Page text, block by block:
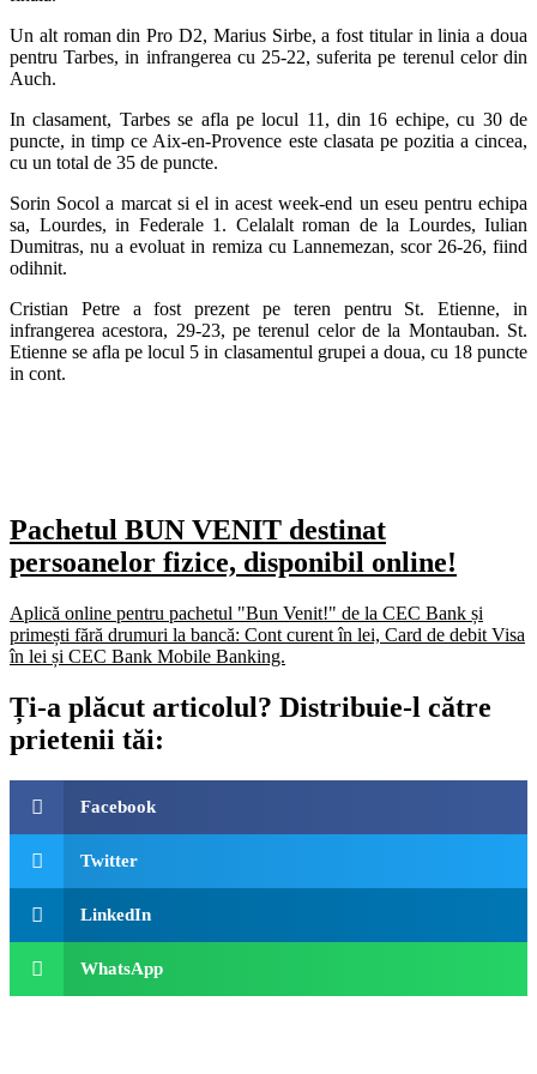
Un alt roman din Pro D2, Marius Sirbe, a fost titular in linia a doua
pentru Tarbes, in infrangerea cu 25-22, suferita pe terenul celor din
Auch.
In clasament, Tarbes se afla pe locul 11, din 16 echipe, cu 30 de
puncte, in timp ce Aix-en-Provence este clasata pe pozitia a cincea,
cu un total de 35 de puncte.
Sorin Socol a marcat si el in acest week-end un eseu pentru echipa
sa, Lourdes, in Federale 1. Celalalt roman de la Lourdes, Iulian
Dumitras, nu a evoluat in remiza cu Lannemezan, scor 26-26, fiind
odihnit.
Cristian Petre a fost prezent pe teren pentru St. Etienne, in
infrangerea acestora, 29-23, pe terenul celor de la Montauban. St.
Etienne se afla pe locul 5 in clasamentul grupei a doua, cu 18 puncte
in cont.
Pachetul BUN VENIT destinat
persoanelor fizice, disponibil online!
Aplică online pentru pachetul "Bun Venit!" de la CEC Bank și
primești fără drumuri la bancă: Cont curent în lei, Card de debit Visa
în lei și CEC Bank Mobile Banking.​
Ți-a plăcut articolul? Distribuie-l către
prietenii tăi:
Facebook
Twitter
LinkedIn
WhatsApp